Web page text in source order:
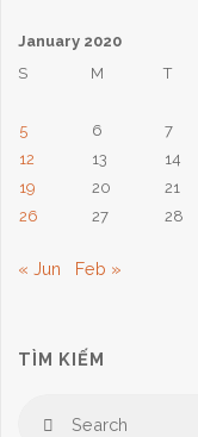
January 2020
S
M T
5
6 7
12
13 14
19
20 21
26
27 28
« Jun Feb »
TÌM KIẾM
Search